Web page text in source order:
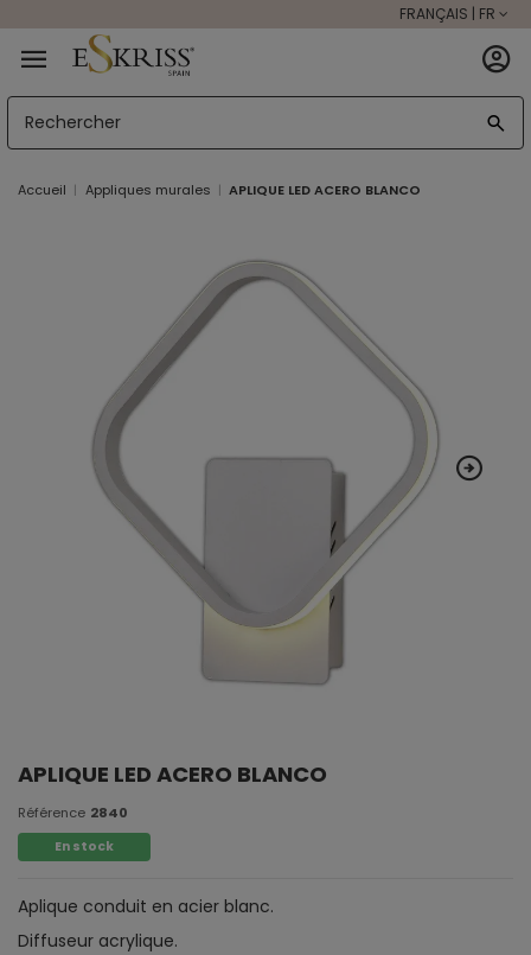
FRANÇAIS | FR
Accueil Appliques murales APLIQUE LED ACERO BLANCO
APLIQUE LED ACERO BLANCO
Référence 2840
En stock
Aplique conduit en acier blanc.
Diffuseur acrylique.